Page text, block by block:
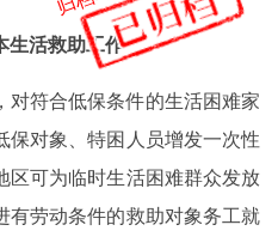
生活救助工作
对符合低保条件的生活困难家
保对象、特困人员增发一次性
区可为临时生活困难群众发放
有劳动条件的救助对象务工就